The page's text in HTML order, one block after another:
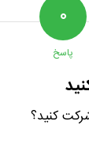
۰
پاسخ
کنید؟